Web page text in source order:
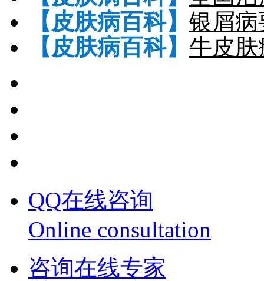
【皮肤病百科】 银屑
【皮肤病百科】 牛皮
QQ在线咨询
Online consultation
咨询在线专家